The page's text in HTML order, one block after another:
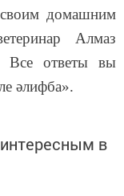
домашним
Алмаз
Все ответы вы
әлифба».
в